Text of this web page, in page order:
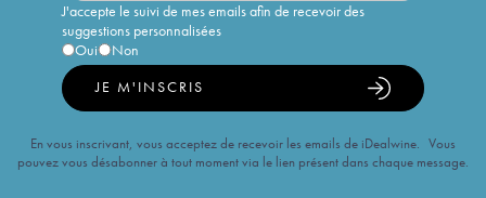
J'accepte le suivi de mes emails afin de recevoir des
suggestions personnalisées
Oui
Non
JE M'INSCRIS
En vous inscrivant, vous acceptez de recevoir les emails de iDealwine. Vous
pouvez vous désabonner à tout moment via le lien présent dans chaque message.